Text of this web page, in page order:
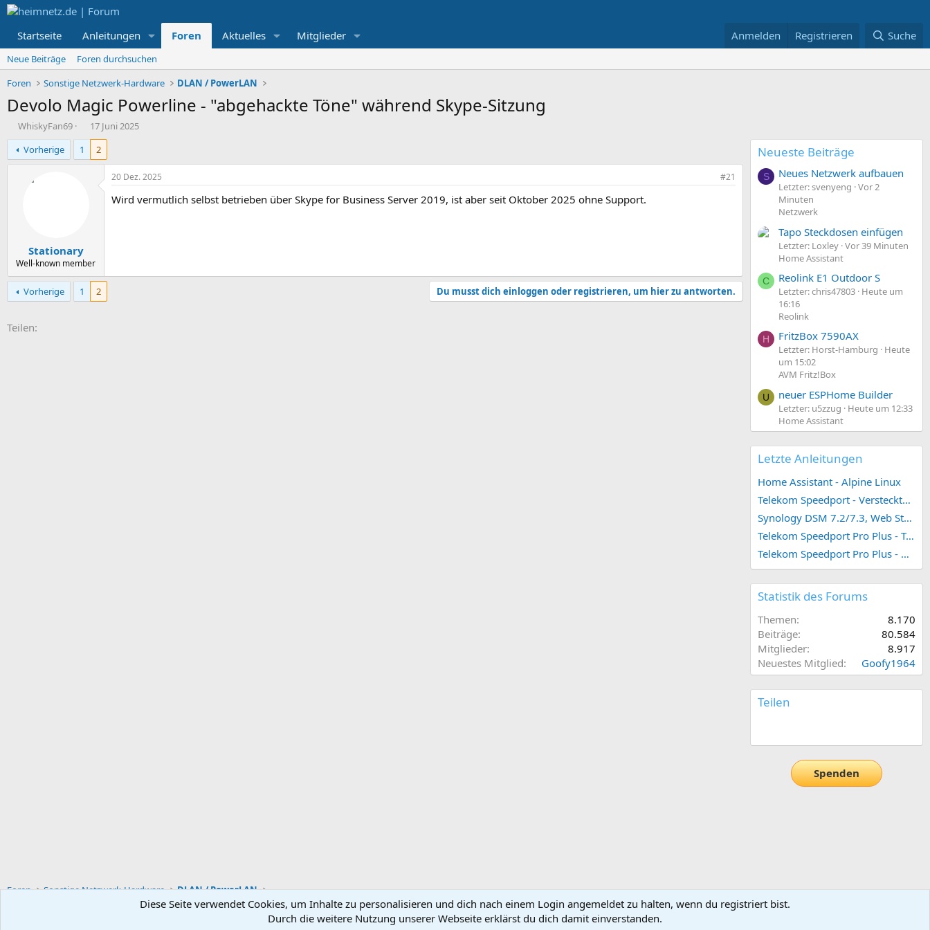
Startseite Anleitungen Foren Aktuelles Mitglieder Anmelden Registrieren Suche
Neue Beiträge
Foren durchsuchen
Foren
Sonstige Netzwerk-Hardware DLAN / PowerLAN
Devolo Magic Powerline - "abgehackte Töne" während Skype-Sitzung
E
r
s
t
WhiskyFan69
E
r
t
17 Juni 2025
Vorherige
1 2
Stationary
Well-known member
20 Dez. 2025 #21
Wird vermutlich selbst betrieben über Skype for Business Server 2019, ist aber seit Oktober 2025 ohne Support.
Vorherige 1 2 Du musst dich einloggen oder registrieren, um hier zu antworten.
Teilen:
Neueste Beiträge
S Neues Netzwerk aufbauen
Letzter: svenyeng Vor 2
Minuten
Netzwerk
Tapo Steckdosen einfügen
Letzter: Loxley Vor 39 Minuten
Home Assistant
C Reolink E1 Outdoor S
Letzter: chris47803 Heute um
16:16
Reolink
H FritzBox 7590AX
Letzter: Horst-Hamburg
Heute
um 15:02
AVM Fritz!Box
U neuer ESPHome Builder
Letzter: u5zzug
Heute um 12:33
Home Assistant
Letzte Anleitungen
Home Assistant - Alpine Linux
Telekom Speedport - Versteckte Konfigurationen
Synology DSM 7.2/7.3, Web Station 4, Webdienst und Webportal erstellen (ehemals vHost)
Telekom Speedport Pro Plus - Telefonie einrichten
Telekom Speedport Pro Plus - Netzwerk einrichten
Statistik des Forums
Themen
8.170
Beiträge
80.584
Mitglieder
8.917
Neuestes Mitglied
Goofy1964
Teilen
Spenden
Foren Sonstige Netzwerk-Hardware DLAN / PowerLAN
Nutzungsbedingungen
Diese Seite verwendet Cookies, um Inhalte zu personalisieren und dich nach einem Login angemeldet zu halten, wenn du registriert bist.
Durch die weitere Nutzung unserer Webseite erklärst du dich damit einverstanden.